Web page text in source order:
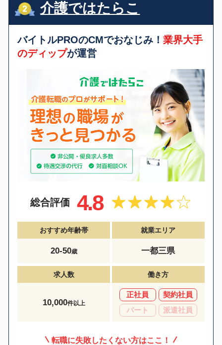
介護ではたらこ
バイトルPROのCMでおなじみ！業界大手
のディップが運営
総合評価 4.8
おすすめ年齢帯
20-50歳
就業エリア
一都三県
求人数
10,000件以上
働き方
正社員
契約社員
パート
派遣社員
転職に失敗したくない方はここ！